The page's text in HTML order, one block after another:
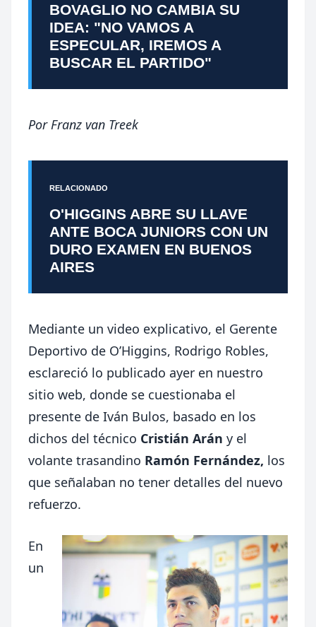
BOVAGLIO NO CAMBIA SU
IDEA: "NO VAMOS A
ESPECULAR, IREMOS A
BUSCAR EL PARTIDO"
PorFranz van Treek
RELACIONADO
O'HIGGINS ABRE SU LLAVE
ANTE BOCA JUNIORS CON UN
DURO EXAMEN EN BUENOS
AIRES
Mediante un video explicativo, el Gerente
Deportivo de O’Higgins, Rodrigo Robles,
esclareció lo publicado ayer en nuestro
sitio web, donde se cuestionaba el
presente de Iván Bulos, basado en los
dichos del técnico Cristián Arán y el
volante trasandino Ramón Fernández, los
que señalaban no tener detalles del nuevo
refuerzo.
En
un